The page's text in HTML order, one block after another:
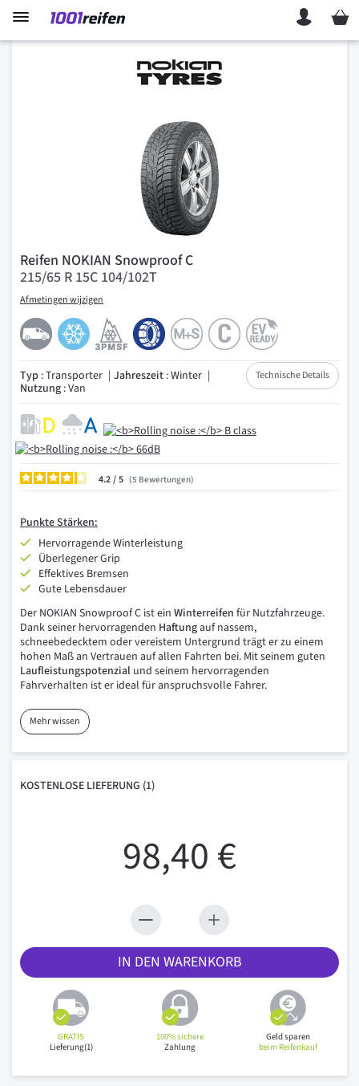
Mein
Reifen NOKIAN Snowproof C
215/65 R 15C 104/102T
Afmetingen wijzigen
Technische Details
Typ : Transporter Jahreszeit : Winter
Nutzung : Van
4.2/ 5 Bewertungen
PunkteStärken:
Hervorragende Winterleistung
Überlegener Grip
Effektives Bremsen
Gute Lebensdauer
Der NOKIAN Snowproof C ist ein Winterreifen für Nutzfahrzeuge.
Dank seiner hervorragenden Haftungauf nassem,
schneebedecktem oder vereistem Untergrund trägt er zu einem
hohen Maß an Vertrauen auf allen Fahrten bei. Mit seinem guten
Laufleistungspotenzial und seinem hervorragenden
Fahrverhalten ist er ideal für anspruchsvolle Fahrer.
Mehr wissen
KOSTENLOSE LIEFERUNG (1)
98,40 €
IN DEN WARENKORB
GRATIS
Lieferung(1)
100% sichere
Zahlung
Geld sparen
beim Reifenkauf